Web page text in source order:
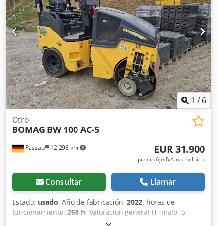
1 / 6
Passau 12.298 km
Otro
BOMAG BW 100 AC-5
EUR 31.900
precio fijo IVA no incluído
Consultar Llamar
Estado: usado, Año de fabricación: 2022, horas de
funcionamiento: 260 h, Valoración general (1: malo, 5:
como nuevo): Muy bien. ---- Nuevo, cumple con las normas